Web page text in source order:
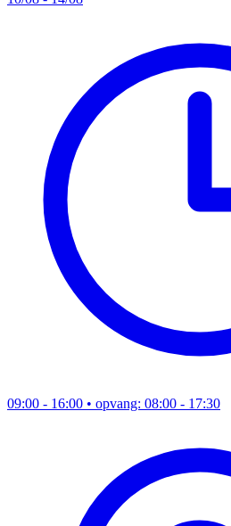
09:00 - 16:00 • opvang: 08:00 - 17:30